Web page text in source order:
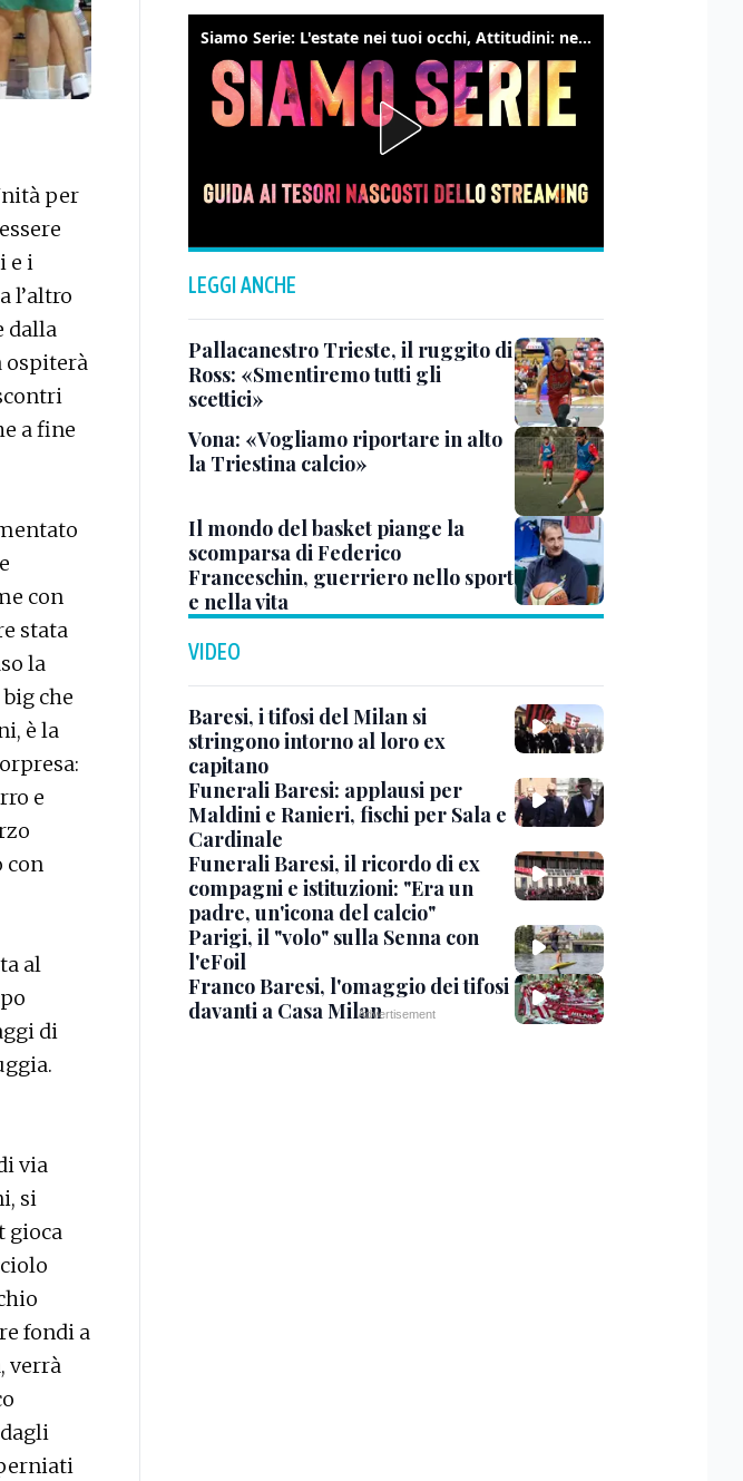
per
e i
l’altro
dalla
ospiterà
a fine
con
stata
la
che
è la
e
con
al
di
via
si
gioca
fondi a
verrà
Siamo Serie: L'estate nei tuoi occhi, Attitudini: nessuna, The bear
LEGGI ANCHE
Pallacanestro Trieste, il ruggito di
Ross: «Smentiremo tutti gli
scettici»
Vona: «Vogliamo riportare in alto
la Triestina calcio»
Il mondo del basket piange la
scomparsa di Federico
Franceschin, guerriero nello sport
e nella vita
VIDEO
Baresi, i tifosi del Milan si
stringono intorno al loro ex
capitano
Funerali Baresi: applausi per
Maldini e Ranieri, fischi per Sala e
Cardinale
Funerali Baresi, il ricordo di ex
compagni e istituzioni: "Era un
padre, un'icona del calcio"
Parigi, il "volo" sulla Senna con
l'eFoil
Franco Baresi, l'omaggio dei tifosi
davanti a Casa Milan